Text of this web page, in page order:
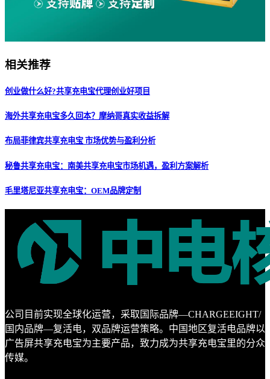
相关推荐
创业做什么好?共享充电宝代理创业好项目
海外共享充电宝多久回本？摩纳哥真实收益拆解
布局菲律宾共享充电宝 市场优势与盈利分析
秘鲁共享充电宝：南美共享充电宝市场机遇，盈利方案解析
毛里塔尼亚共享充电宝：OEM品牌定制
公司目前实现全球化运营，采取国际品牌—CHARGEEIGHT/
国内品牌—复活电，双品牌运营策略。中国地区复活电品牌以
广告屏共享充电宝为主要产品，致力成为共享充电宝里的分众
传媒。